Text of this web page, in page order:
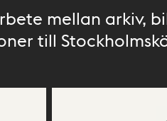
mellan arkiv,
till